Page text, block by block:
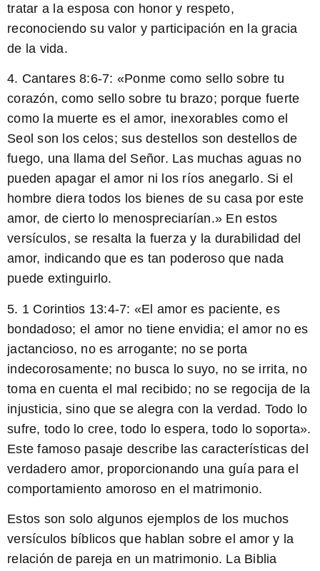
tratar a la esposa con honor y respeto,
reconociendo su valor y participación en la gracia
de la vida.
4. Cantares 8:6-7: «Ponme como sello sobre tu
corazón, como sello sobre tu brazo; porque fuerte
como la muerte es el amor, inexorables como el
Seol son los celos; sus destellos son destellos de
fuego, una llama del Señor. Las muchas aguas no
pueden apagar el amor ni los ríos anegarlo. Si el
hombre diera todos los bienes de su casa por este
amor, de cierto lo menospreciarían.» En estos
versículos, se resalta la fuerza y ​​la durabilidad del
amor, indicando que es tan poderoso que nada
puede extinguirlo.
5. 1 Corintios 13:4-7: «El amor es paciente, es
bondadoso; el amor no tiene envidia; el amor no es
jactancioso, no es arrogante; no se porta
indecorosamente; no busca lo suyo, no se irrita, no
toma en cuenta el mal recibido; no se regocija de la
injusticia, sino que se alegra con la verdad. Todo lo
sufre, todo lo cree, todo lo espera, todo lo soporta».
Este famoso pasaje describe las características del
verdadero amor, proporcionando una guía para el
comportamiento amoroso en el matrimonio.
Estos son solo algunos ejemplos de los muchos
versículos bíblicos que hablan sobre el amor y la
relación de pareja en un matrimonio. La Biblia